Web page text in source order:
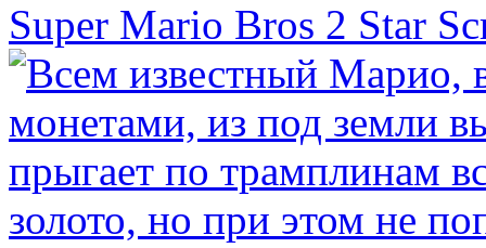
Super Mario Bros 2 Star